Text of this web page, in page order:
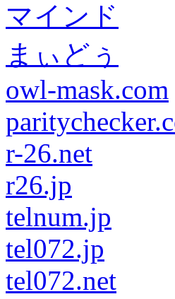
マインド
まぃどぅ
owl-mask.com
r-26.net
r26.jp
telnum.jp
tel072.jp
tel072.net